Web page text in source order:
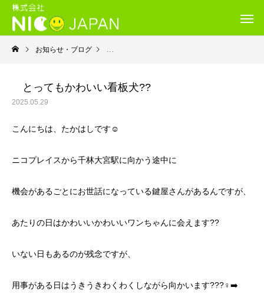
お知らせ・ブログ 就労継続支援Ｂ型・ニコプレイス
とってもかわいい看板犬??
2025.05.29
こんにちは、たかはしです☺️
ニコプレイスから千林大宮駅に向かう途中に
機会があるごとにお世話になっている鍵屋さんがあるんですが、
あたりの日はかわいいかわいいワンちゃんに会えます??
いない日もあるのが残念ですが、
用事がある日はうきうきわくわくしながら向かいます???‍♀️‍➡️